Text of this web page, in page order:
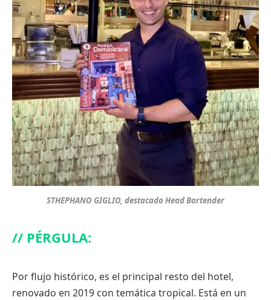
STHEPHANO GIGLIO, destacado Head Bartender
// PÉRGULA:
Por flujo histórico, es el principal resto del hotel,
renovado en 2019 con temática tropical. Está en un